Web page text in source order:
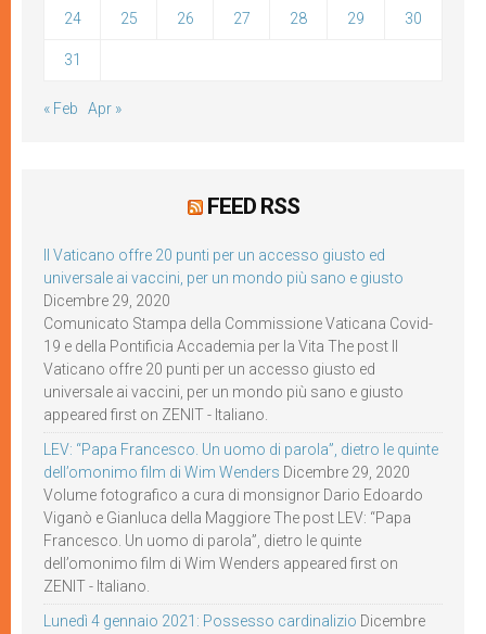
24 25 26 27 28 29 30
31
« Feb Apr »
FEED RSS
Il Vaticano offre 20 punti per un accesso giusto ed
universale ai vaccini, per un mondo più sano e giusto
Dicembre 29, 2020
Comunicato Stampa della Commissione Vaticana Covid-
19 e della Pontificia Accademia per la Vita The post Il
Vaticano offre 20 punti per un accesso giusto ed
universale ai vaccini, per un mondo più sano e giusto
appeared first on ZENIT - Italiano.
LEV: “Papa Francesco. Un uomo di parola”, dietro le quinte
dell’omonimo film di Wim Wenders Dicembre 29, 2020
Volume fotografico a cura di monsignor Dario Edoardo
Viganò e Gianluca della Maggiore The post LEV: “Papa
Francesco. Un uomo di parola”, dietro le quinte
dell’omonimo film di Wim Wenders appeared first on
ZENIT - Italiano.
Lunedì 4 gennaio 2021: Possesso cardinalizio Dicembre